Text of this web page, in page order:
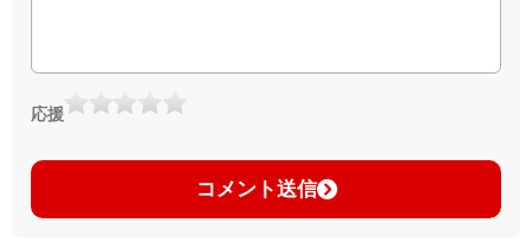
応援
コメント送信